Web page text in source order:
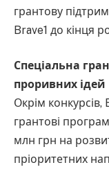
грантову
Brave1 до кінця
Спеціальна
проривних ідей
Окрім конкурсів,
грантові
млн грн на
пріоритетних